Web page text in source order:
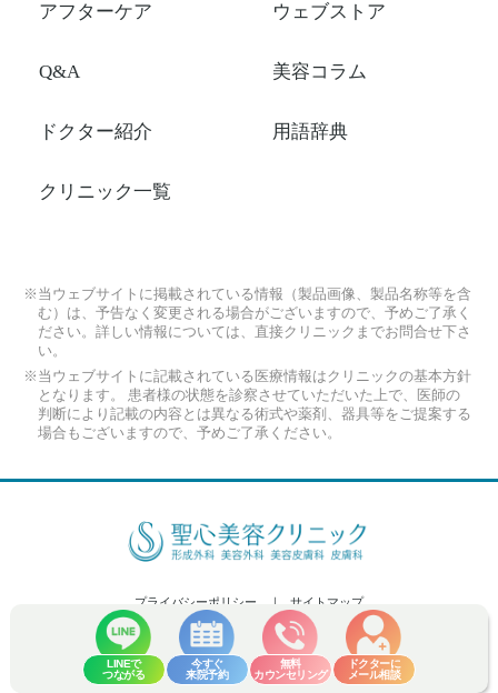
LINEで
つながる
今すぐ
来院予約
無料
カウンセリング
ドクターに
メール相談
アフターケア
Q&A
ドクター紹介
クリニック一覧
ウェブストア
美容コラム
用語辞典
※当ウェブサイトに掲載されている情報（製品画像、製品名称等を含
む）は、予告なく変更される場合がございますので、予めご了承く
ださい。詳しい情報については、直接クリニックまでお問合せ下さ
い。
※当ウェブサイトに記載されている医療情報はクリニックの基本方針
となります。 患者様の状態を診察させていただいた上で、医師の
判断により記載の内容とは異なる術式や薬剤、器具等をご提案する
場合もございますので、予めご了承ください。
プライバシーポリシー サイトマップ
Copyright (C) 2026 Seishin Plastic and Aesthetic Surgery Clinic Co.,Ltd. All
Rights Reserved.